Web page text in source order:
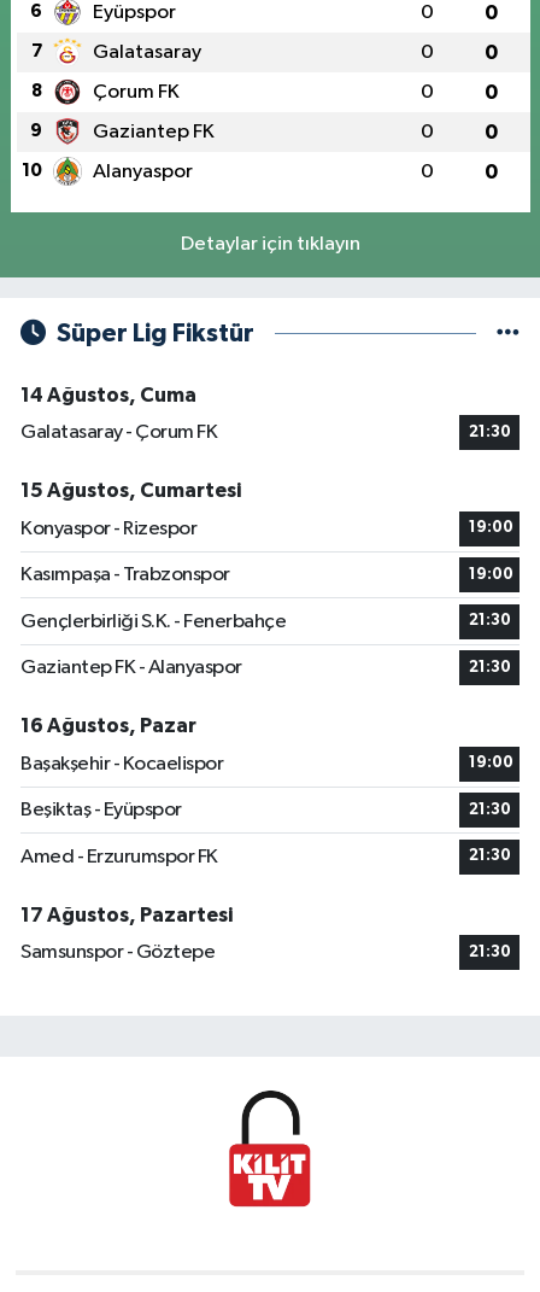
6 Eyüpspor 0 0
7 Galatasaray 0 0
8 Çorum FK 0 0
9 Gaziantep FK 0 0
10 Alanyaspor 0 0
Detaylar için tıklayın
Süper Lig Fikstür
14 Ağustos, Cuma
Galatasaray - Çorum FK
21:30
15 Ağustos, Cumartesi
Konyaspor - Rizespor
19:00
Kasımpaşa - Trabzonspor 19:00
Gençlerbirliği S.K. - Fenerbahçe 21:30
Gaziantep FK - Alanyaspor 21:30
16 Ağustos, Pazar
Başakşehir - Kocaelispor
19:00
Beşiktaş - Eyüpspor 21:30
Amed - Erzurumspor FK 21:30
17 Ağustos, Pazartesi
Samsunspor - Göztepe
21:30